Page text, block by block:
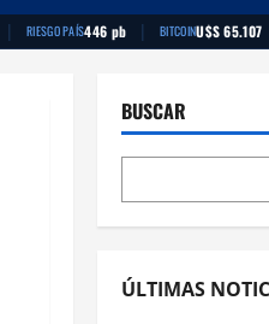
| RIESGO PAÍS446 pb | BITCOINU$S 65.107
BUSCAR
ÚLTIMAS